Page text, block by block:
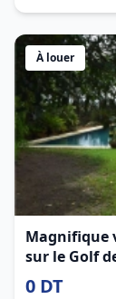
À louer
Magnifique
sur le Golf
0 DT